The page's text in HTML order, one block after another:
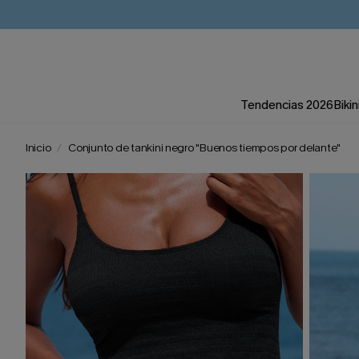
Tendencias 2026
Inicio Conjunto de tankini negro "Buenos tiempos por delante"